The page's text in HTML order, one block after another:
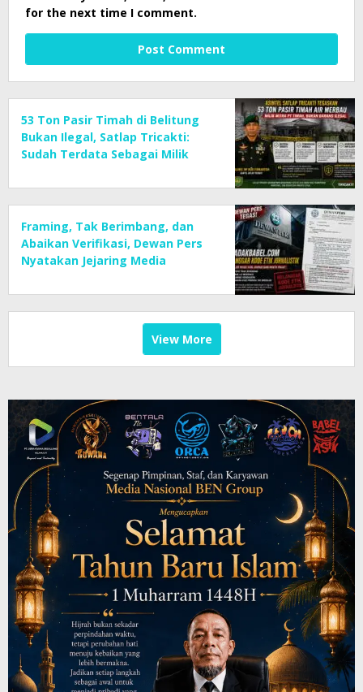
for the next time I comment.
53 Ton Pasir Timah di Belitung
Bukan Ilegal, Satlap Tricakti:
Sudah Terdata Sebagai Milik
Framing, Tak Berimbang, dan
Abaikan Verifikasi, Dewan Pers
Nyatakan Jejaring Media
View More